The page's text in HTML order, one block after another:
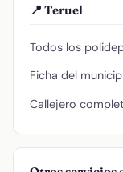
📍 Teruel
Todos los
Ficha del
Callejero